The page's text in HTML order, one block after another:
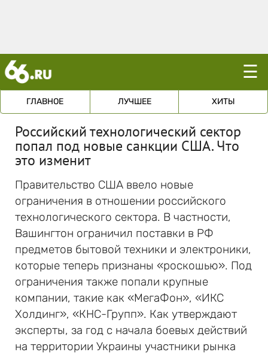
☰
ГЛАВНОЕ ЛУЧШЕЕ ХИТЫ
Российский технологический сектор
попал под новые санкции США. Что
это изменит
Правительство США ввело новые
ограничения в отношении российского
технологического сектора. В частности,
Вашингтон ограничил поставки в РФ
предметов бытовой техники и электроники,
которые теперь признаны «роскошью». Под
ограничения также попали крупные
компании, такие как «МегаФон», «ИКС
Холдинг», «КНС-Групп». Как утверждают
эксперты, за год с начала боевых действий
на территории Украины участники рынка